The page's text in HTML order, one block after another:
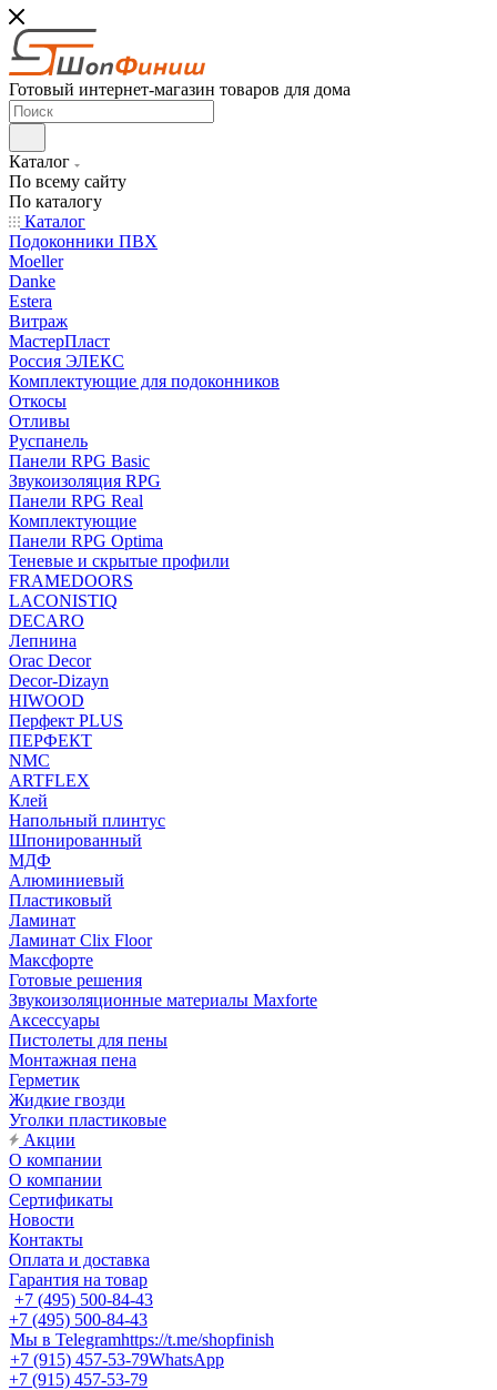
Готовый интернет-магазин товаров для дома
Каталог
По всему сайту
По каталогу
Каталог
Подоконники ПВХ
Moeller
Danke
Estera
Витраж
МастерПласт
Россия ЭЛЕКС
Комплектующие для подоконников
Откосы
Отливы
Руспанель
Панели RPG Basic
Звукоизоляция RPG
Панели RPG Real
Комплектующие
Панели RPG Optima
Теневые и скрытые профили
FRAMEDOORS
LACONISTIQ
DECARO
Лепнина
Orac Decor
Decor-Dizayn
HIWOOD
Перфект PLUS
ПЕРФЕКТ
NMC
ARTFLEX
Клей
Напольный плинтус
Шпонированный
МДФ
Алюминиевый
Пластиковый
Ламинат
Ламинат Clix Floor
Максфорте
Готовые решения
Звукоизоляционные материалы Maxforte
Аксессуары
Пистолеты для пены
Монтажная пена
Герметик
Жидкие гвозди
Уголки пластиковые
Акции
О компании
О компании
Сертификаты
Новости
Контакты
Оплата и доставка
Гарантия на товар
+7 (495) 500-84-43
+7 (495) 500-84-43
Мы в Telegramhttps://t.me/shopfinish
+7 (915) 457-53-79WhatsApp
+7 (915) 457-53-79